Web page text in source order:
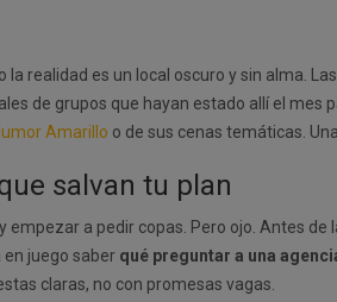
realidad es un local oscuro y sin alma.
de grupos que hayan estado allí el mes
Amarillo o de sus cenas temáticas.
salvan tu plan
a pedir copas. Pero ojo. Antes
juego saber qué preguntar a una
claras, no con promesas vagas.